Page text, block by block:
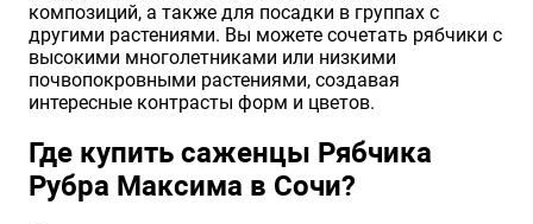
композиций, а также для посадки в группах с
другими растениями. Вы можете сочетать рябчики с
высокими многолетниками или низкими
почвопокровными растениями, создавая
интересные контрасты форм и цветов.
Где купить саженцы Рябчика
Рубра Максима в Сочи?